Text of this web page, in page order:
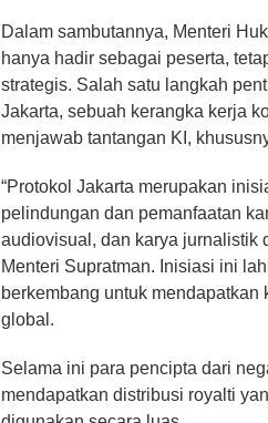
Dalam sambutannya, Menteri
hanya hadir sebagai peserta,
strategis. Salah satu langkah
Jakarta, sebuah kerangka kerja
menjawab tantangan KI,
“Protokol Jakarta merupakan
pelindungan dan pemanfaatan
audiovisual, dan karya jurnalistik
Menteri Supratman. Inisiasi ini
berkembang untuk
global.
Selama ini para pencipta dari
mendapatkan distribusi royalti